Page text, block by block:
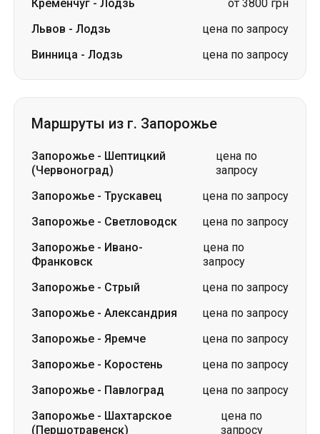
Кременчуг - Лодзь
от 3800 грн
Львов - Лодзь
цена по запросу
Винница - Лодзь цена по запросу
Маршруты из г. Запорожье
Запорожье - Шептицкий
(Червоноград)
цена по
запросу
Запорожье - Трускавец
цена по запросу
Запорожье - Светловодск
цена по запросу
Запорожье - Ивано-
Франковск
цена по
запросу
Запорожье - Стрый
цена по запросу
Запорожье - Александрия
цена по запросу
Запорожье - Яремче
цена по запросу
Запорожье - Коростень
цена по запросу
Запорожье - Павлоград
цена по запросу
Запорожье - Шахтарское
(Першотравенск)
цена по
запросу